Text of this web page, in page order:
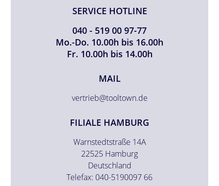
SERVICE HOTLINE
040 - 519 00 97-77
Mo.-Do. 10.00h bis 16.00h
Fr. 10.00h bis 14.00h
MAIL
vertrieb@tooltown.de
FILIALE HAMBURG
Warnstedtstraße 14A
22525 Hamburg
Deutschland
Telefax: 040-5190097 66